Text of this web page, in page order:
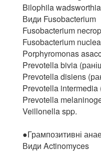
Bilophila wadsworthia
Види Fusobacterium
Fusobacterium
Fusobacterium
Porphyromonas
Prevotella bivia
Prevotella disiens
Prevotella
Prevotella
Veillonella spp.
●Грампозитивні
Види Actinomyces